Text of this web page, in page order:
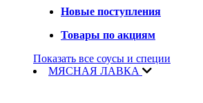
Новые поступления
Товары по акциям
Показать все соусы и специи
МЯСНАЯ ЛАВКА